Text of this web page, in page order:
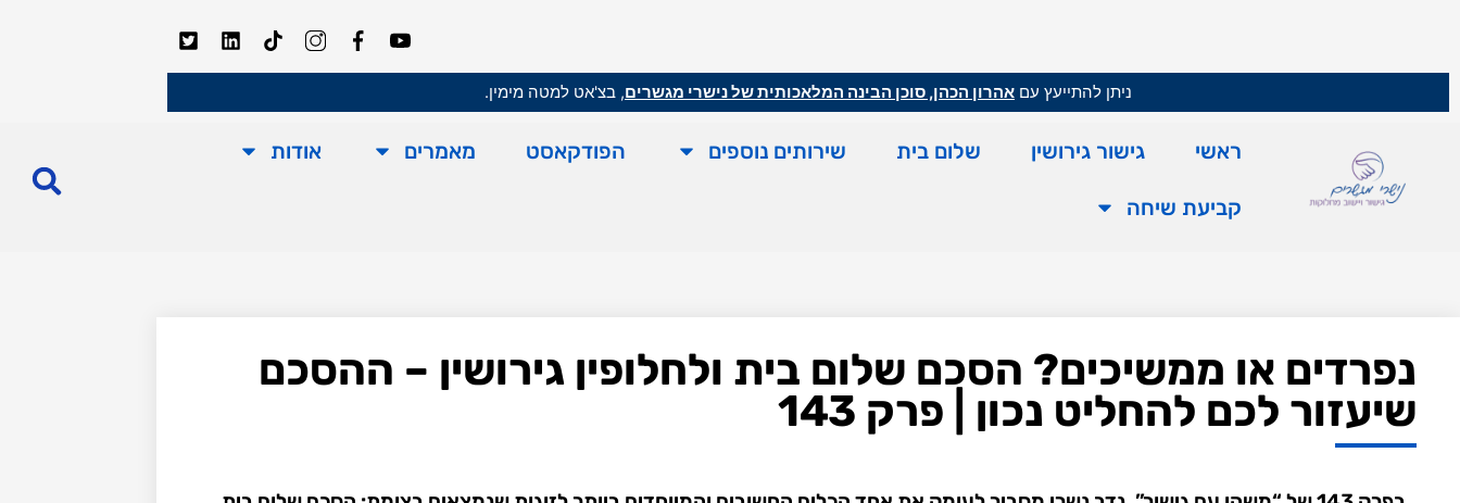
ניתן להתייעץ עם אהרון הכהן, סוכן הבינה המלאכותית של נישרי מגשרים, בצ'אט למטה מימין.
ראשי גישור גירושין שלום בית שירותים נוספים הפודקאסט מאמרים אודות
קביעת שיחה
נפרדים או ממשיכים? הסכם שלום בית ולחלופין גירושין – ההסכם
שיעזור לכם להחליט נכון | פרק 143